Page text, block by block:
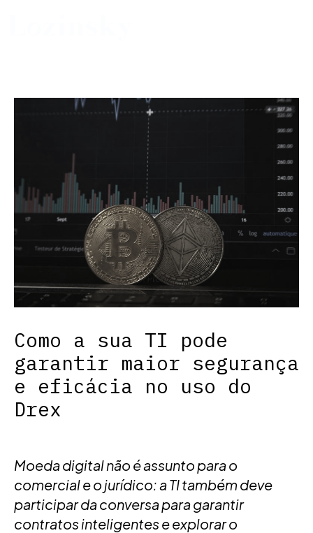
Como a sua TI pode
garantir maior segurança
e eficácia no uso do
Drex
Moeda digital não é assunto para o
comercial e o jurídico: a TI também deve
participar da conversa para garantir
contratos inteligentes e explorar o